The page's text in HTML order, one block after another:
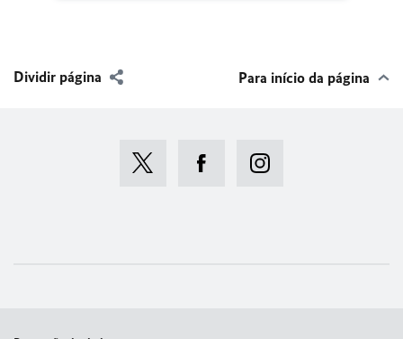
Dividir página Para início da página